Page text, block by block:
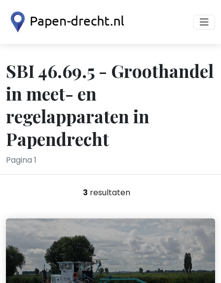
SBI 46.69.5 - Groothandel
in meet- en
regelapparaten in
Papendrecht
Pagina 1
3 resultaten